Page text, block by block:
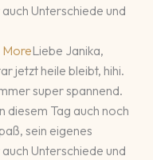
Unterschiede und
MoreLiebe Janika,
jetzt heile bleibt, hihi.
super spannend.
diesem Tag auch noch
sein eigenes
Unterschiede und